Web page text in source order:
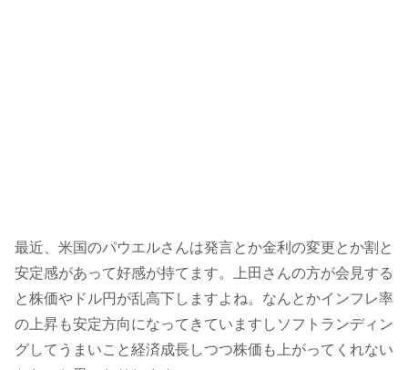
最近、米国のパウエルさんは発言とか金利の変更とか割と
安定感があって好感が持てます。上田さんの方が会見する
と株価やドル円が乱高下しますよね。なんとかインフレ率
の上昇も安定方向になってきていますしソフトランディン
グしてうまいこと経済成長しつつ株価も上がってくれない